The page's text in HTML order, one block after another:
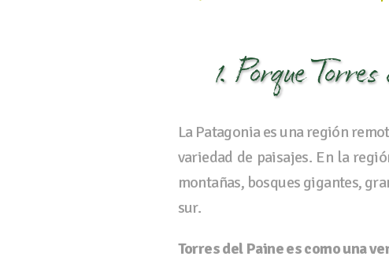
1. Porque
La Patagonia es una región
variedad de paisajes. En la
montañas, bosques gigantes,
sur.
Torres del Paine es como una